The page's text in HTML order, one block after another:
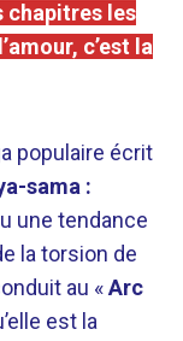
chapitres les
c’est la
populaire écrit
sama :
une tendance
la torsion de
au «Arc
est la